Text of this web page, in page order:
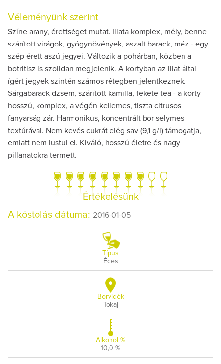
Véleményünk szerint
Színe arany, érettséget mutat. Illata komplex, mély, benne
szárított virágok, gyógynövények, aszalt barack, méz - egy
szép érett aszú jegyei. Változik a pohárban, közben a
botritisz is szolidan megjelenik. A kortyban az illat által
ígért jegyek szintén számos rétegben jelentkeznek.
Sárgabarack dzsem, szárított kamilla, fekete tea - a korty
hosszú, komplex, a végén kellemes, tiszta citrusos
fanyarság zár. Harmonikus, koncentrált bor selymes
textúrával. Nem kevés cukrát elég sav (9,1 g/l) támogatja,
emiatt nem lustul el. Kiváló, hosszú életre és nagy
pillanatokra termett.
Értékelésünk
A kóstolás dátuma: 2016-01-05
Típus
Édes
Borvidék
Tokaj
Alkohol %
10,0 %